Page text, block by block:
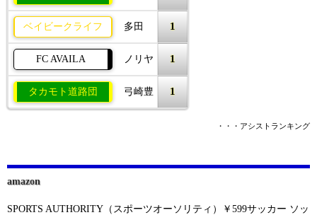
ベイビークライフ 多田 1
FC AVAILA ノリヤ 1
タカモト道路団 弓崎豊 1
・・・アシストランキング
amazon
SPORTS AUTHORITY（スポーツオーソリティ）￥599サッカー ソッ